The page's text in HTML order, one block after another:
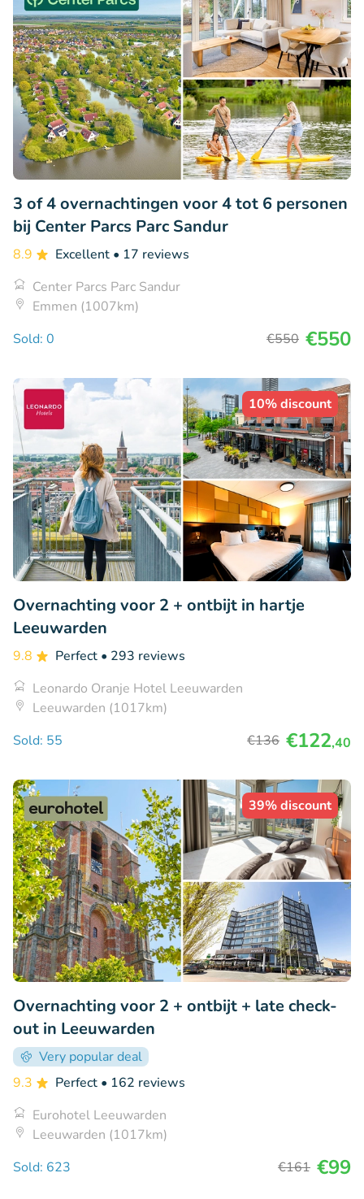
3 of 4 overnachtingen voor 4 tot 6 personen
bij Center Parcs Parc Sandur
8.9 Excellent • 17 reviews
Center Parcs Parc Sandur
Emmen (1007km)
Sold: 0
€550 €550
10% discount
Overnachting voor 2 + ontbijt in hartje
Leeuwarden
9.8 Perfect • 293 reviews
Leonardo Oranje Hotel Leeuwarden
Leeuwarden (1017km)
Sold: 55
€136 €122,40
39% discount
Overnachting voor 2 + ontbijt + late check-
out in Leeuwarden
Very popular deal
9.3
Perfect • 162 reviews
Eurohotel Leeuwarden
Leeuwarden (1017km)
Sold: 623
€161 €99